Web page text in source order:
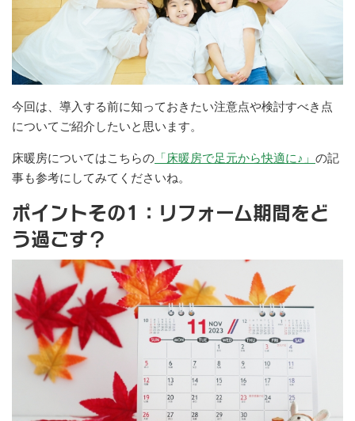
今回は、導入する前に知っておきたい注意点や検討すべき点
についてご紹介したいと思います。
床暖房についてはこちらの 「床暖房で足元から快適に♪」 の記
事も参考にしてみてくださいね。
ポイントその1：リフォーム期間をど
う過ごす？